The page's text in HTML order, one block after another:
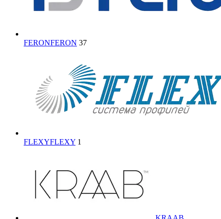
FERONFERON 37
FLEXYFLEXY 1